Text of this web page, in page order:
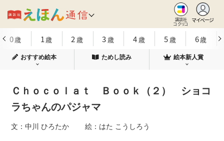
講談社
コクリコ
マイページ
0歳 1歳 2 歳 3歳 4歳 5歳 6歳
おすすめ絵本 ためし読み 絵本新人賞
Ｃｈｏｃｏｌａｔ Ｂｏｏｋ（２） ショコ
ラちゃんのパジャマ
文：中川 ひろたか 絵：はた こうしろう